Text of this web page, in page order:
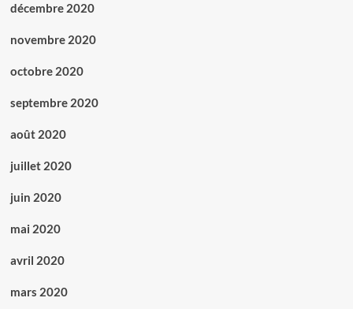
décembre 2020
novembre 2020
octobre 2020
septembre 2020
août 2020
juillet 2020
juin 2020
mai 2020
avril 2020
mars 2020